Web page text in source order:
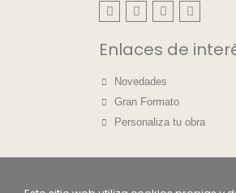
Enlaces de
Novedades
Gran Formato
Personaliza tu obra